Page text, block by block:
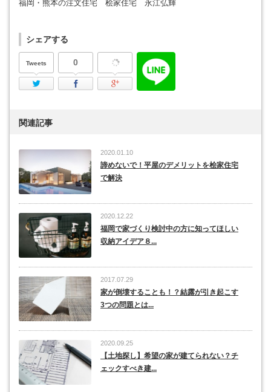
福岡・熊本の注文住宅 桧家住宅 永江弘輝
シェアする
Tweets
Twitter
0
Facebook Google Plus
関連記事
2020.01.10
諦めないで！平屋のデメリットを桧家住宅
で解決
2020.12.22
福岡で家づくり検討中の方に知ってほしい
収納アイデア８...
2017.07.29
家が倒壊することも！？結露が引き起こす
3つの問題とは...
2020.09.25
【土地探し】希望の家が建てられない？チ
ェックすべき建...